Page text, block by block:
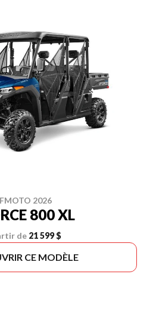
2026
800 XL
de 21 599 $
CE MODÈLE